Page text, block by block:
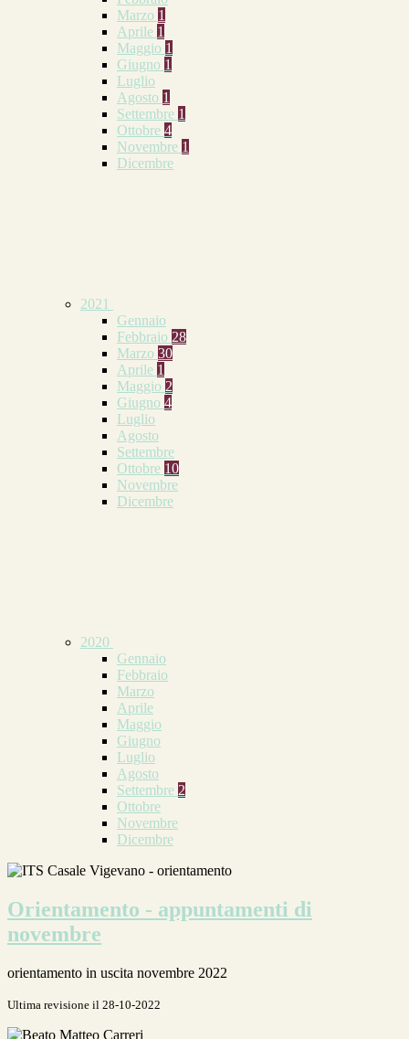
Marzo 1
Aprile 1
Maggio 1
Giugno 1
Luglio
Agosto 1
Settembre 1
Ottobre 4
Novembre 1
Dicembre
2021
Gennaio
Febbraio 28
Marzo 30
Aprile 1
Maggio 2
Giugno 4
Luglio
Agosto
Settembre
Ottobre 10
Novembre
Dicembre
2020
Gennaio
Febbraio
Marzo
Aprile
Maggio
Giugno
Luglio
Agosto
Settembre 2
Ottobre
Novembre
Dicembre
Orientamento - appuntamenti di
novembre
orientamento in uscita novembre 2022
Ultima revisione il 28-10-2022